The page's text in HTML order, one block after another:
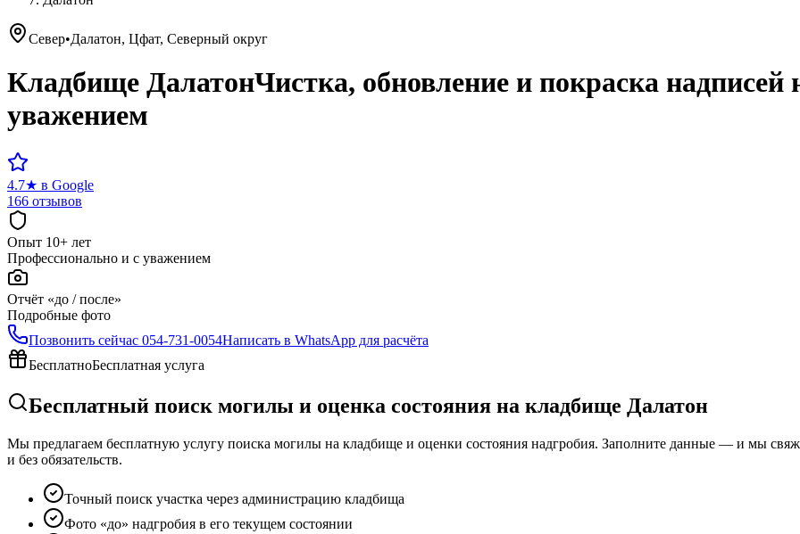
Север•Далатон, Цфат, Северный округ
Кладбище ДалатонЧистка, обновление и покраска
уважением
4.7★ в Google
166 отзывов
Опыт 10+ лет
Профессионально и с уважением
Отчёт «до / после»
Подробные фото
Позвонить сейчас 054-731-0054Написать в WhatsApp для расчёта
БесплатноБесплатная услуга
Бесплатный поиск могилы и оценка состояния на кладбище Далатон
Мы предлагаем бесплатную услугу поиска могилы на кладбище и оценки состояния надгробия. Заполните данные — и мы
и без обязательств.
Точный поиск участка через администрацию кладбища
Фото «до» надгробия в его текущем состоянии